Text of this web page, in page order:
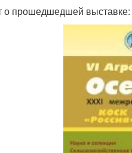
о прошедшедшей выставке: